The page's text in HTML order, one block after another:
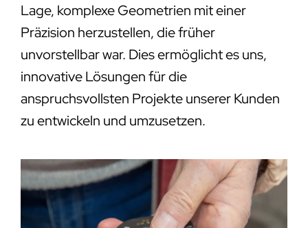
Lage, komplexe Geometrien mit einer
Präzision herzustellen, die früher
unvorstellbar war. Dies ermöglicht es uns,
innovative Lösungen für die
anspruchsvollsten Projekte unserer Kunden
zu entwickeln und umzusetzen.